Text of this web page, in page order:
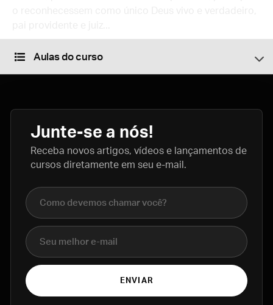
Aulas do curso
Junte-se a nós!
Receba novos artigos, vídeos e lançamentos de
cursos diretamente em seu e-mail.
Nome completo
E-mail
ENVIAR